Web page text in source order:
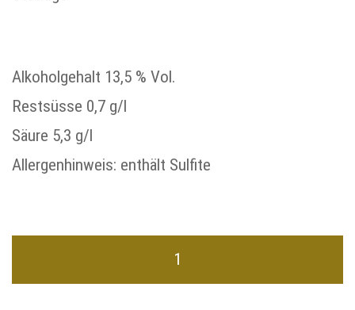
Alkoholgehalt 13,5 % Vol.
Restsüsse 0,7 g/l
Säure 5,3 g/l
Allergenhinweis: enthält Sulfite